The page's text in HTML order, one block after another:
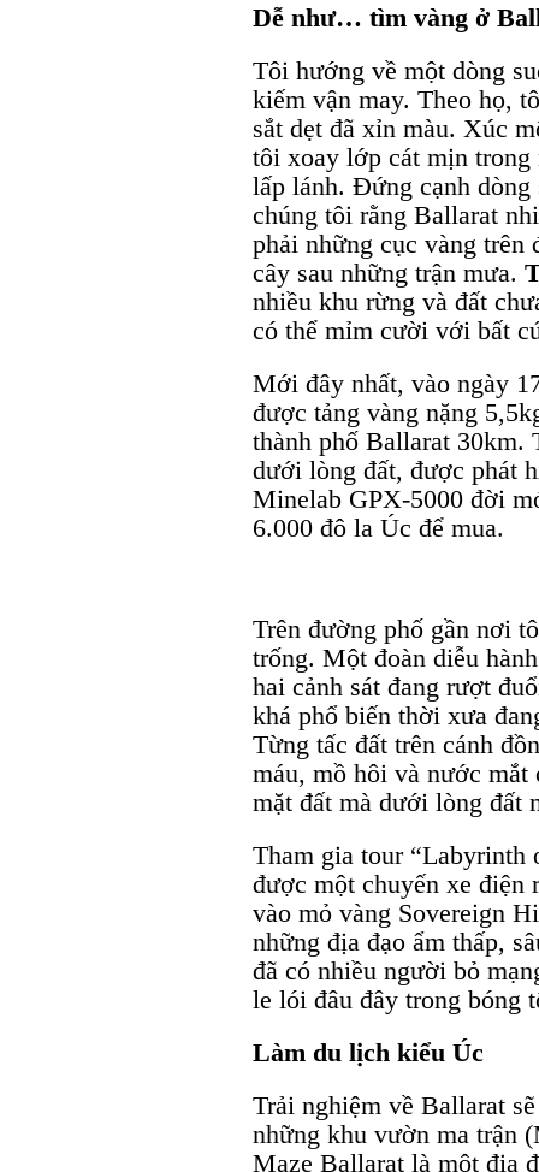
Dễ như… tìm vàng ở
Tôi hướng về một dòng
kiếm vận may. Theo họ,
sắt dẹt đã xỉn màu. Xúc
tôi xoay lớp cát mịn
lấp lánh. Đứng cạnh
chúng tôi rằng Ballarat
phải những cục vàng
cây sau những trận mưa.
nhiều khu rừng và đất
có thể mỉm cười với bất
Mới đây nhất, vào ngày
được tảng vàng nặng
thành phố Ballarat 30km.
dưới lòng đất, được phát
Minelab GPX-5000 đời
6.000 đô la Úc để mua.
Trên đường phố gần nơi
trống. Một đoàn diễu
hai cảnh sát đang rượt
khá phổ biến thời xưa
Từng tấc đất trên cánh
máu, mồ hôi và nước
mặt đất mà dưới lòng đất
Tham gia tour “Labyrinth
được một chuyến xe điện
vào mỏ vàng Sovereign
những địa đạo ẩm thấp,
đã có nhiều người bỏ
le lói đâu đây trong bóng
Làm du lịch kiểu Úc
Trải nghiệm về Ballarat
những khu vườn ma trận
Maze Ballarat là một địa